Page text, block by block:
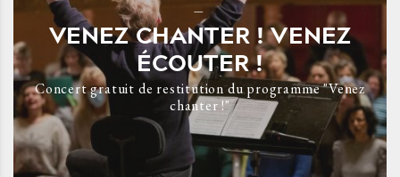
VENEZ CHANTER ! VENEZ
ÉCOUTER !
Concert gratuit de restitution du programme "Venez
chanter !"